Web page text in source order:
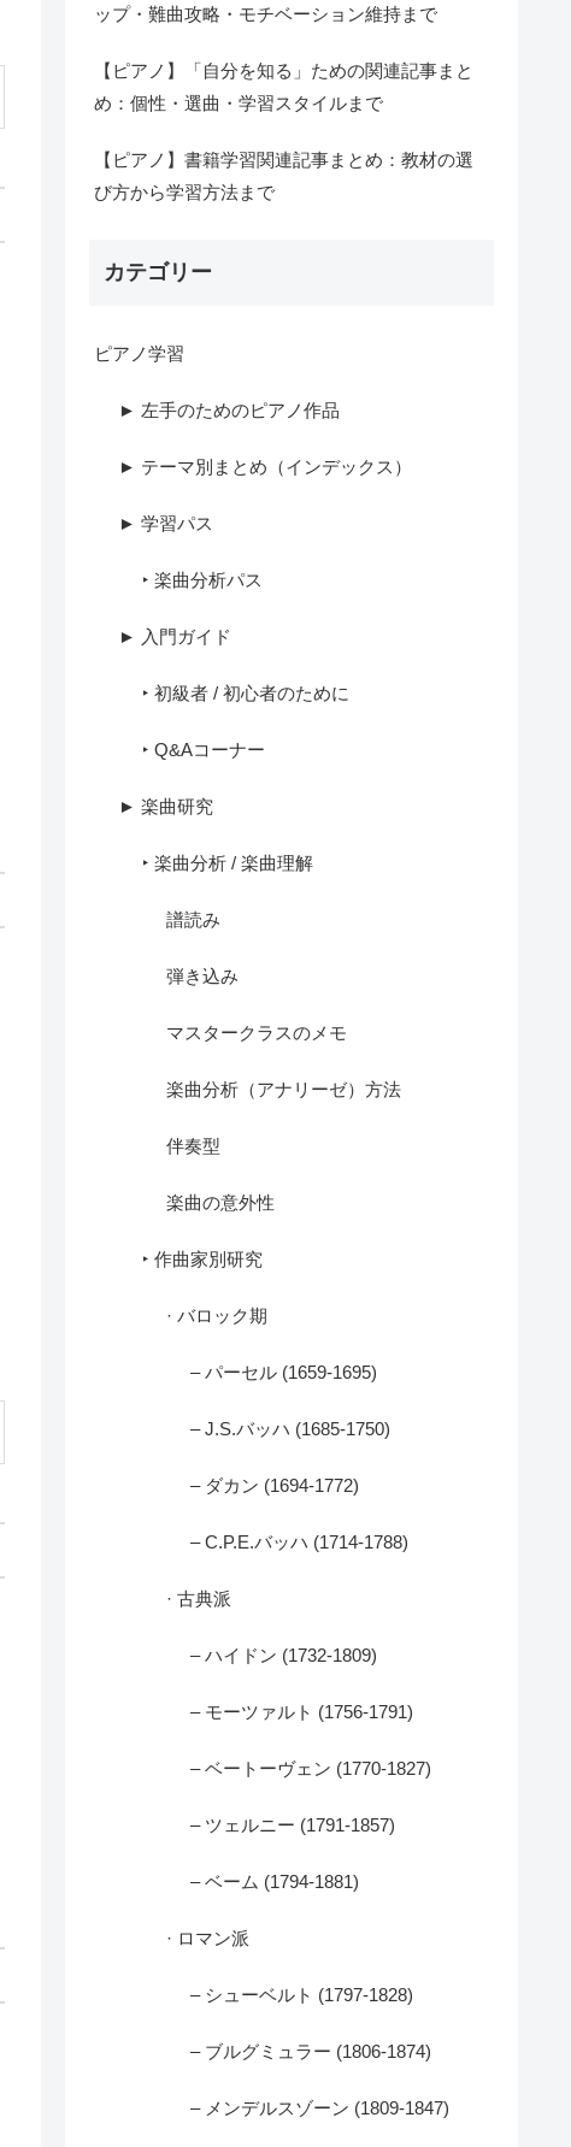
ップ・難曲攻略・モチベーション維持まで
【ピアノ】「自分を知る」ための関連記事まと
め：個性・選曲・学習スタイルまで
【ピアノ】書籍学習関連記事まとめ：教材の選
び方から学習方法まで
カテゴリー
ピアノ学習
► 左手のためのピアノ作品
► テーマ別まとめ（インデックス）
► 学習パス
‣ 楽曲分析パス
► 入門ガイド
‣ 初級者 / 初心者のために
‣ Q&Aコーナー
► 楽曲研究
‣ 楽曲分析 / 楽曲理解
譜読み
弾き込み
マスタークラスのメモ
楽曲分析（アナリーゼ）方法
伴奏型
楽曲の意外性
‣ 作曲家別研究
· バロック期
– パーセル (1659-1695)
– J.S.バッハ (1685-1750)
– ダカン (1694-1772)
– C.P.E.バッハ (1714-1788)
· 古典派
– ハイドン (1732-1809)
– モーツァルト (1756-1791)
– ベートーヴェン (1770-1827)
– ツェルニー (1791-1857)
– ベーム (1794-1881)
· ロマン派
– シューベルト (1797-1828)
– ブルグミュラー (1806-1874)
– メンデルスゾーン (1809-1847)